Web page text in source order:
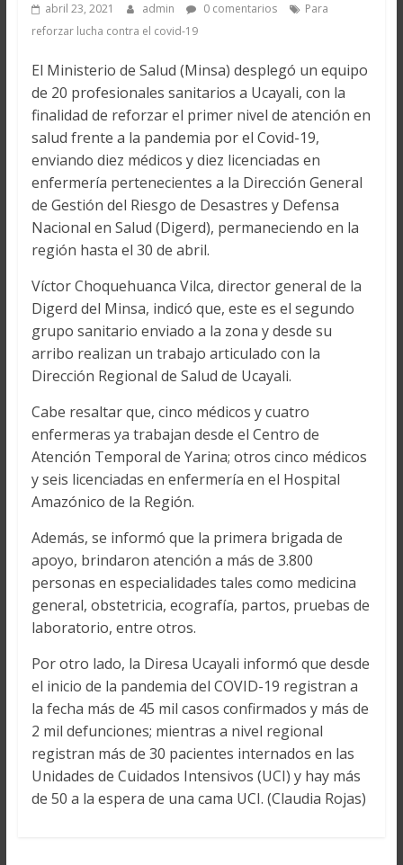
abril 23, 2021 admin 0 comentarios
Para
reforzar lucha contra el covid-19
El Ministerio de Salud (Minsa) desplegó un equipo
de 20 profesionales sanitarios a Ucayali, con la
finalidad de reforzar el primer nivel de atención en
salud frente a la pandemia por el Covid-19,
enviando diez médicos y diez licenciadas en
enfermería pertenecientes a la Dirección General
de Gestión del Riesgo de Desastres y Defensa
Nacional en Salud (Digerd), permaneciendo en la
región hasta el 30 de abril.
Víctor Choquehuanca Vilca, director general de la
Digerd del Minsa, indicó que, este es el segundo
grupo sanitario enviado a la zona y desde su
arribo realizan un trabajo articulado con la
Dirección Regional de Salud de Ucayali.
Cabe resaltar que, cinco médicos y cuatro
enfermeras ya trabajan desde el Centro de
Atención Temporal de Yarina; otros cinco médicos
y seis licenciadas en enfermería en el Hospital
Amazónico de la Región.
Además, se informó que la primera brigada de
apoyo, brindaron atención a más de 3.800
personas en especialidades tales como medicina
general, obstetricia, ecografía, partos, pruebas de
laboratorio, entre otros.
Por otro lado, la Diresa Ucayali informó que desde
el inicio de la pandemia del COVID-19 registran a
la fecha más de 45 mil casos confirmados y más de
2 mil defunciones; mientras a nivel regional
registran más de 30 pacientes internados en las
Unidades de Cuidados Intensivos (UCI) y hay más
de 50 a la espera de una cama UCI. (Claudia Rojas)